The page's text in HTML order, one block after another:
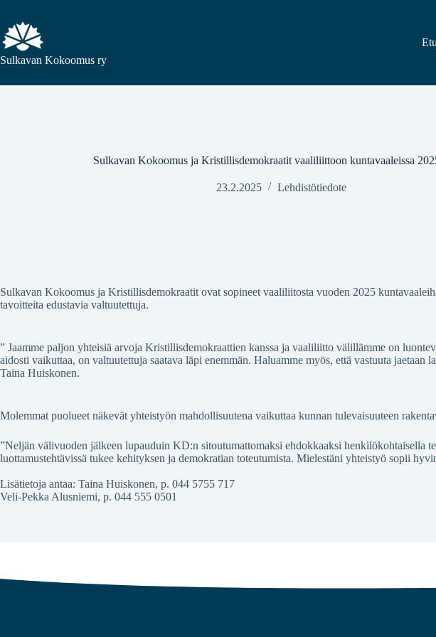
Sulkavan Kokoomus ry
Sulkavan Kokoomus ja Kristillisdemokraatit vaaliliittoon kuntavaaleissa
23.2.2025 Lehdistötiedote
Sulkavan Kokoomus ja Kristillisdemokraatit ovat sopineet vaaliliitosta vuoden 2025
tavoitteita edustavia valtuutettuja.
” Jaamme paljon yhteisiä arvoja Kristillisdemokraattien kanssa ja vaaliliitto välillämme on
aidosti vaikuttaa, on valtuutettuja saatava läpi enemmän. Haluamme myös, että vastuuta
Taina Huiskonen.
Molemmat puolueet näkevät yhteistyön mahdollisuutena vaikuttaa kunnan tulevaisuuteen
”Neljän välivuoden jälkeen lupauduin KD:n sitoutumattomaksi ehdokkaaksi henkilökohtaisella
luottamustehtävissä tukee kehityksen ja demokratian toteutumista. Mielestäni yhteistyö sopii
Lisätietoja antaa: Taina Huiskonen, p. 044 5755 717
Veli-Pekka Alusniemi, p. 044 555 0501